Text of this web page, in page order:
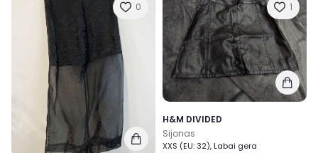
0 1
H&M DIVIDED
Sijonas
XXS (EU: 32), Labai gera